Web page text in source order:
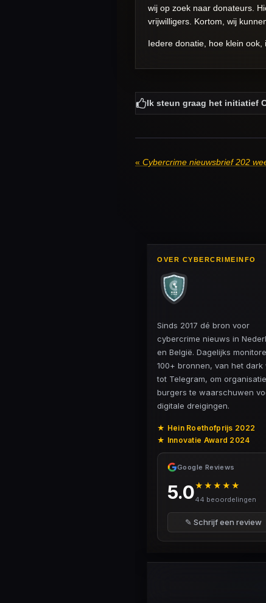
wij op zoek naar donateurs.
vrijwilligers. Kortom, wij
Iedere donatie, hoe klein
Ik steun graag het initiatief
« Cybercrime nieuwsbrief 202
OVER CYBERCRIMEINFO
Sinds 2017 dé bron voor
cybercrime nieuws in
en België. Dagelijks
100+ bronnen, van het dark
tot Telegram, om
burgers te waarschuwen
digitale dreigingen.
★ Hein Roethofprijs 2022
★ Innovatie Award 2024
Google Reviews
5.0★★★★★
44 beoordelingen
✎ Schrijf een review